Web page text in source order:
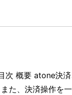
次 概要 atone決済
た、決済操作を